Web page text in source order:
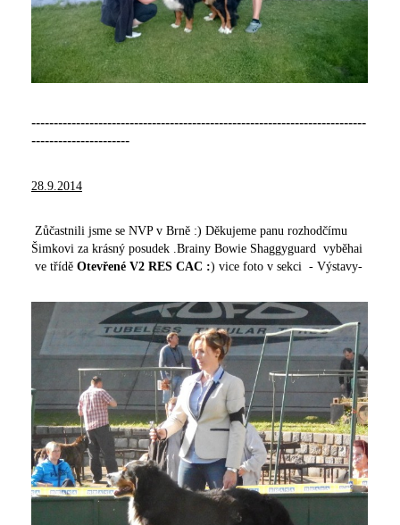
---------------------------------------------------------------------------
----------------------
28.9.2014
Zůčastnili jsme se NVP v Brně :) Děkujeme panu rozhodčímu
Šimkovi za krásný posudek .Brainy Bowie Shaggyguard vyběhai
ve třídě Otevřené V2 RES CAC :) vice foto v sekci - Výstavy-